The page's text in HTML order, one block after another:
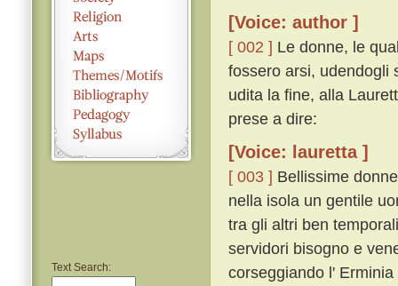
Text Search:
[Voice: author ]
[ 002 ] Le donne, le
fossero arsi, udendogli
udita la fine, alla
prese a dire:
[Voice: lauretta ]
[ 003 ] Bellissime
nella isola un gentile
tra gli altri ben
servidori bisogno e
corseggiando l'